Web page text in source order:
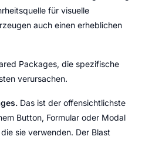
für visuelle
auch einen erheblichen
Packages, die spezifische
verursachen.
Das ist der offensichtlichste
Button, Formular oder Modal
sie verwenden. Der Blast